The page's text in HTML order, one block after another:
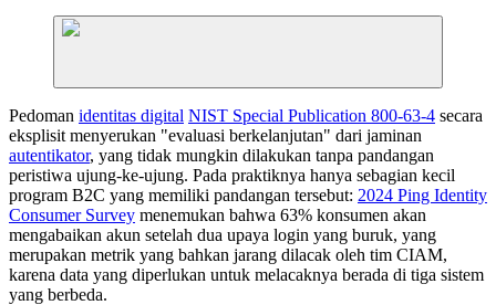
Pedoman identitas digital NIST Special Publication 800-63-4 secara
eksplisit menyerukan "evaluasi berkelanjutan" dari jaminan
autentikator, yang tidak mungkin dilakukan tanpa pandangan
peristiwa ujung-ke-ujung. Pada praktiknya hanya sebagian kecil
program B2C yang memiliki pandangan tersebut: 2024 Ping Identity
Consumer Survey menemukan bahwa 63% konsumen akan
mengabaikan akun setelah dua upaya login yang buruk, yang
merupakan metrik yang bahkan jarang dilacak oleh tim CIAM,
karena data yang diperlukan untuk melacaknya berada di tiga sistem
yang berbeda.